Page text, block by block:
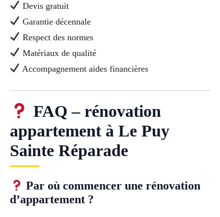
Devis gratuit
Garantie décennale
Respect des normes
Matériaux de qualité
Accompagnement aides financières
FAQ – rénovation
appartement à Le Puy
Sainte Réparade
Par où commencer une rénovation
d’appartement ?